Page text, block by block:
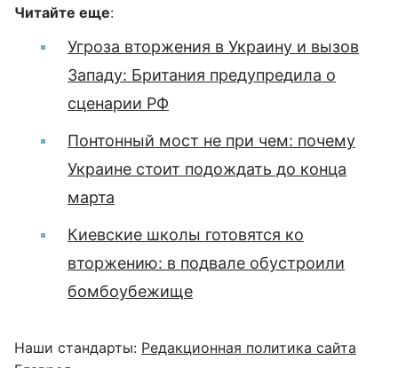
Читайте еще:
Угроза вторжения в Украину и вызов
Западу: Британия предупредила о
сценарии РФ
Понтонный мост не при чем: почему
Украине стоит подождать до конца
марта
Киевские школы готовятся ко
вторжению: в подвале обустроили
бомбоубежище
Наши стандарты: Редакционная политика сайта